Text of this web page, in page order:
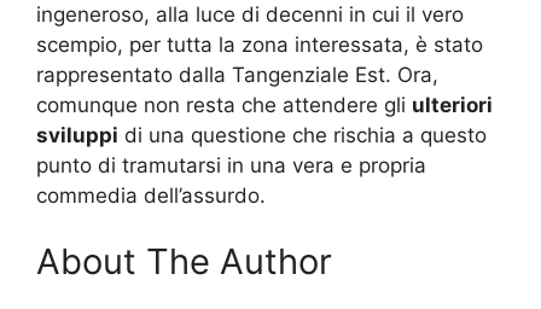
ingeneroso, alla luce di decenni in cui il vero
scempio, per tutta la zona interessata, è stato
rappresentato dalla Tangenziale Est. Ora,
comunque non resta che attendere gli ulteriori
sviluppi di una questione che rischia a questo
punto di tramutarsi in una vera e propria
commedia dell’assurdo.
About The Author